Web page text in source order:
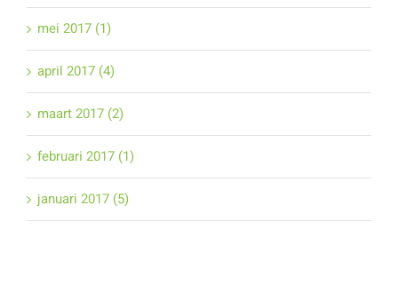
mei 2017 (1)
april 2017 (4)
maart 2017 (2)
februari 2017 (1)
januari 2017 (5)